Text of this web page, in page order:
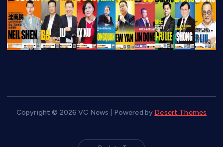
Copyright © 2026 VC News | Powered by Desert Themes